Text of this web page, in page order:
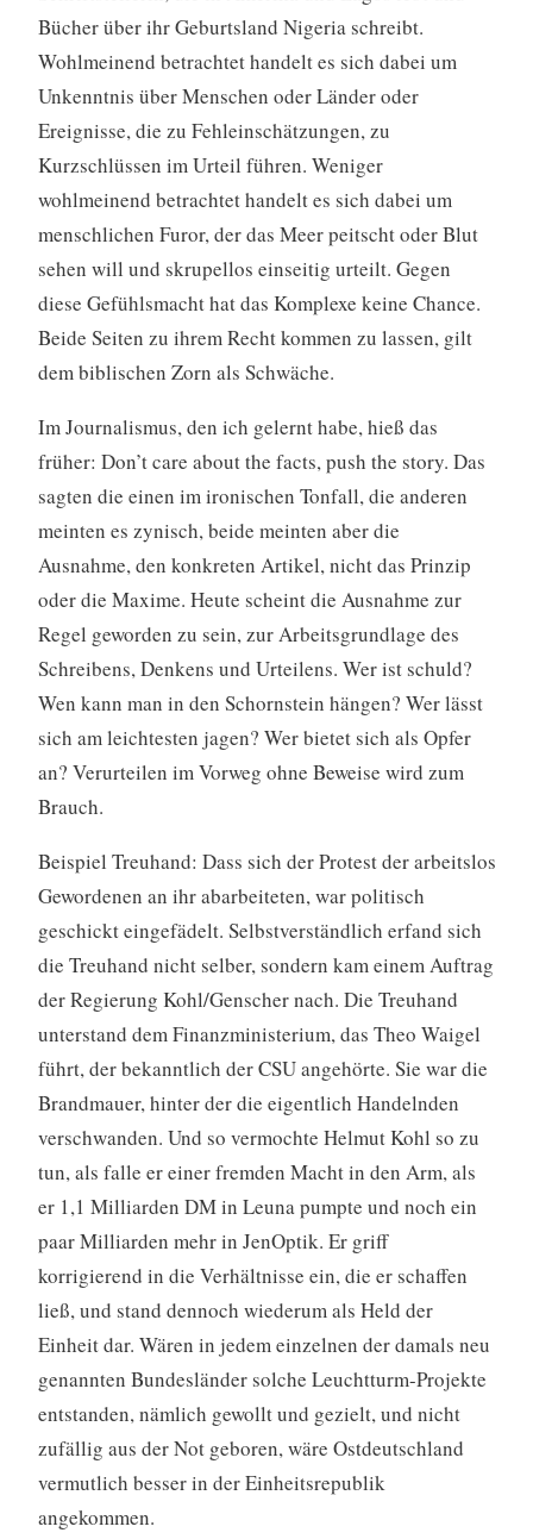
Bücher über ihr Geburtsland Nigeria schreibt.
Wohlmeinend betrachtet handelt es sich dabei um
Unkenntnis über Menschen oder Länder oder
Ereignisse, die zu Fehleinschätzungen, zu
Kurzschlüssen im Urteil führen. Weniger
wohlmeinend betrachtet handelt es sich dabei um
menschlichen Furor, der das Meer peitscht oder Blut
sehen will und skrupellos einseitig urteilt. Gegen
diese Gefühlsmacht hat das Komplexe keine Chance.
Beide Seiten zu ihrem Recht kommen zu lassen, gilt
dem biblischen Zorn als Schwäche.
Im Journalismus, den ich gelernt habe, hieß das
früher: Don’t care about the facts, push the story. Das
sagten die einen im ironischen Tonfall, die anderen
meinten es zynisch, beide meinten aber die
Ausnahme, den konkreten Artikel, nicht das Prinzip
oder die Maxime. Heute scheint die Ausnahme zur
Regel geworden zu sein, zur Arbeitsgrundlage des
Schreibens, Denkens und Urteilens. Wer ist schuld?
Wen kann man in den Schornstein hängen? Wer lässt
sich am leichtesten jagen? Wer bietet sich als Opfer
an? Verurteilen im Vorweg ohne Beweise wird zum
Brauch.
Beispiel Treuhand: Dass sich der Protest der arbeitslos
Gewordenen an ihr abarbeiteten, war politisch
geschickt eingefädelt. Selbstverständlich erfand sich
die Treuhand nicht selber, sondern kam einem Auftrag
der Regierung Kohl/Genscher nach. Die Treuhand
unterstand dem Finanzministerium, das Theo Waigel
führt, der bekanntlich der CSU angehörte. Sie war die
Brandmauer, hinter der die eigentlich Handelnden
verschwanden. Und so vermochte Helmut Kohl so zu
tun, als falle er einer fremden Macht in den Arm, als
er 1,1 Milliarden DM in Leuna pumpte und noch ein
paar Milliarden mehr in JenOptik. Er griff
korrigierend in die Verhältnisse ein, die er schaffen
ließ, und stand dennoch wiederum als Held der
Einheit dar. Wären in jedem einzelnen der damals neu
genannten Bundesländer solche Leuchtturm-Projekte
entstanden, nämlich gewollt und gezielt, und nicht
zufällig aus der Not geboren, wäre Ostdeutschland
vermutlich besser in der Einheitsrepublik
angekommen.